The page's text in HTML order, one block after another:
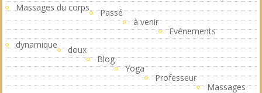
Massages du corps
Passé
à venir
Evénements
dynamique
doux
Blog
Yoga
Professeur
Massages